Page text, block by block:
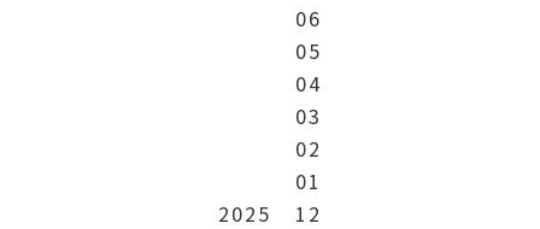
06
05
04
03
02
01
2025
12